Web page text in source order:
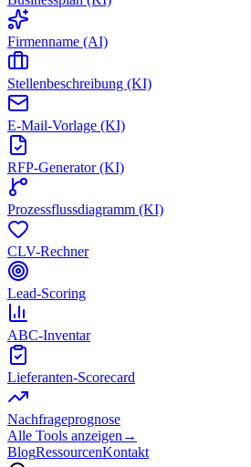
Firmenname (AI)
Stellenbeschreibung (KI)
E-Mail-Vorlage (KI)
RFP-Generator (KI)
Prozessflussdiagramm (KI)
CLV-Rechner
Lead-Scoring
ABC-Inventar
Lieferanten-Scorecard
Nachfrageprognose
Alle Tools anzeigen →
BlogRessourcenKontakt